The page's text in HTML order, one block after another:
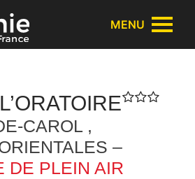
cookies
MENU
CAROL ,
–
DE PLEIN AIR